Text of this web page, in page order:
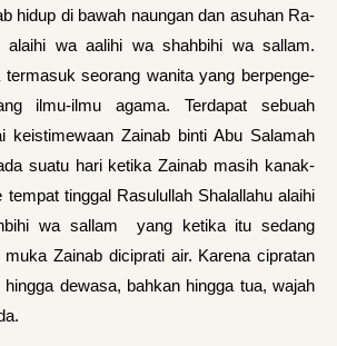
hidup di bawah naungan dan asuhan Ra­
alaihi wa aalihi wa shahbihi wa sallam.
termasuk seorang wanita yang berpenge­
ilmu-ilmu agama. Terdapat sebuah
keistimewaan Zainab binti Abu Salamah
suatu hari ketika Zainab masih kanak-
tinggal Ra­sulullah Shalallahu alaihi
wa sallam yang ketika itu sedang
Zainab diciprati air. Karena cipratan
dewasa, bah­kan hingga tua, wajah